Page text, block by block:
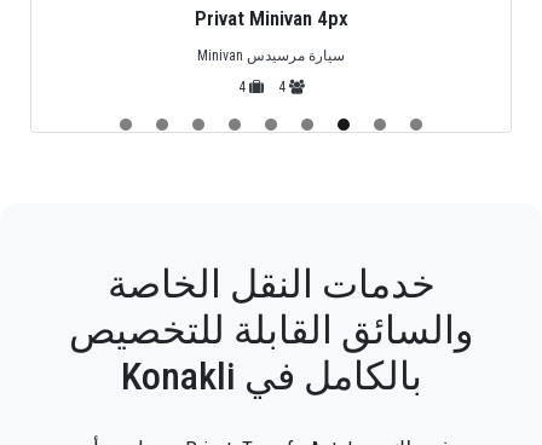
Privat Minivan 4px
سيارة مرسيدس Minivan
4
4
خدمات النقل الخاصة
والسائق القابلة للتخصيص
بالكامل في Konakli